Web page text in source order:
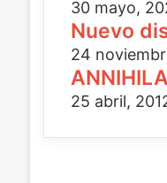
ó
n
i
c
o
c
t
r
ó
n
i
r
e
o
e
l
e
30 mayo,
Nuevo
24
25 abril,